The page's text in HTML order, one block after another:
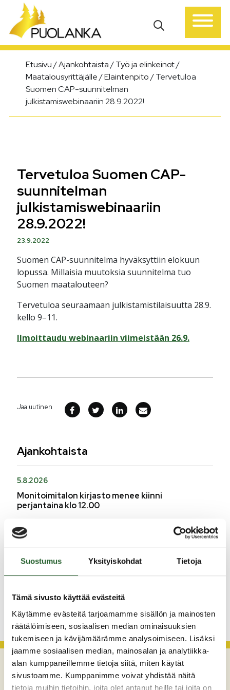
Suostumus Yksityiskohdat Tietoja
Tämä sivusto käyttää evästeitä
Käytämme evästeitä tarjoamamme sisällön ja mainosten
räätälöimiseen, sosiaalisen median ominaisuuksien
tukemiseen ja kävijämäärämme analysoimiseen. Lisäksi
jaamme sosiaalisen median, mainosalan ja analytiikka-
alan kumppaneillemme tietoja siitä, miten käytät
sivustoamme. Kumppanimme voivat yhdistää näitä
tietoja muihin tietoihin, joita olet antanut heille tai joita on
Päävalikko
Etusivu/Ajankohtaista/Työ ja elinkeinot/
Maatalousyrittäjälle/Elaintenpito/Tervetuloa
Suomen CAP-suunnitelman
julkistamiswebinaariin 28.9.2022!
Tervetuloa Suomen CAP-
suunnitelman
julkistamiswebinaariin
28.9.2022!
23.9.2022
Suomen CAP-suunnitelma hyväksyttiin elokuun
lopussa. Millaisia muutoksia suunnitelma tuo
Suomen maatalouteen?
Tervetuloa seuraamaan julkistamistilaisuutta 28.9.
kello 9–11.
Ilmoittaudu webinaariin viimeistään 26.9.
Jaa uutinen
Ajankohtaista
5.8.2026
Monitoimitalon kirjasto menee kiinni
perjantaina klo 12.00
Henkilömuutoksia maaseutuhallinnossa
29.7.2026
Asfaltointityöt taajamassa myöhästyvät